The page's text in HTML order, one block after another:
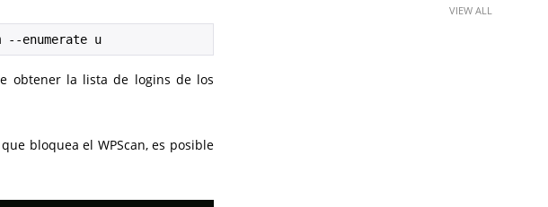
enumerate u
obtener la lista de logins de los
bloquea el WPScan, es posible
VIEW ALL